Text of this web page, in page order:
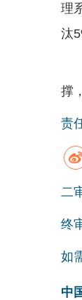
理
汰
撑
责
二
终
如
中